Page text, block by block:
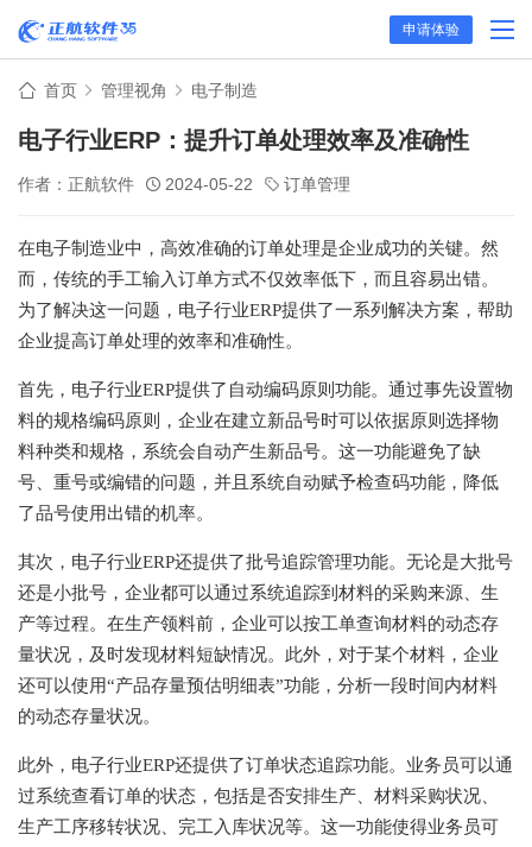
申请体验
首页 管理视角 电子制造
电子行业ERP：提升订单处理效率及准确性
作者：正航软件 2024-05-22 订单管理
在电子制造业中，高效准确的订单处理是企业成功的关键。然
而，传统的手工输入订单方式不仅效率低下，而且容易出错。
为了解决这一问题，电子行业ERP提供了一系列解决方案，帮助
企业提高订单处理的效率和准确性。
首先，电子行业ERP提供了自动编码原则功能。通过事先设置物
料的规格编码原则，企业在建立新品号时可以依据原则选择物
料种类和规格，系统会自动产生新品号。这一功能避免了缺
号、重号或编错的问题，并且系统自动赋予检查码功能，降低
了品号使用出错的机率。
其次，电子行业ERP还提供了批号追踪管理功能。无论是大批号
还是小批号，企业都可以通过系统追踪到材料的采购来源、生
产等过程。在生产领料前，企业可以按工单查询材料的动态存
量状况，及时发现材料短缺情况。此外，对于某个材料，企业
还可以使用“产品存量预估明细表”功能，分析一段时间内材料
的动态存量状况。
此外，电子行业ERP还提供了订单状态追踪功能。业务员可以通
过系统查看订单的状态，包括是否安排生产、材料采购状况、
生产工序移转状况、完工入库状况等。这一功能使得业务员可